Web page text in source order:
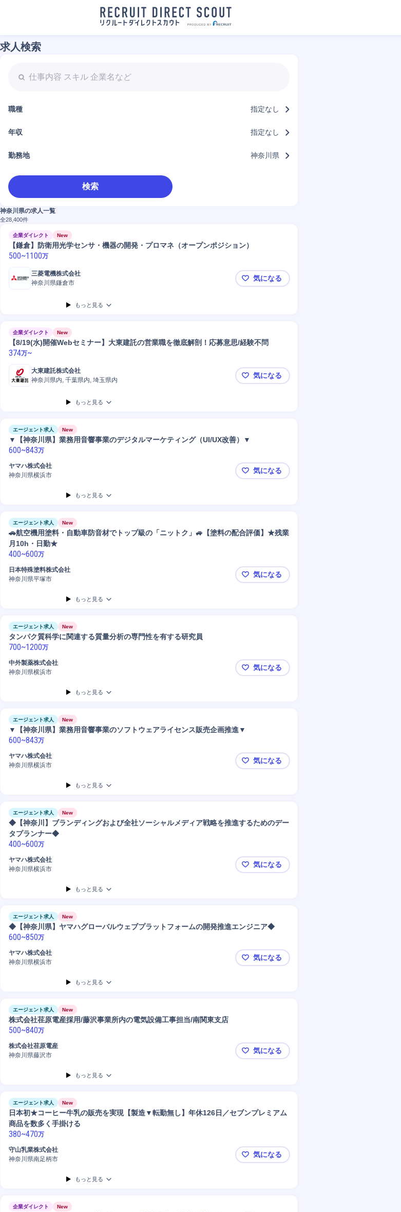
求人検索
職種 指定なし
年収 指定なし
勤務地 神奈川県
検索
神奈川県の求人一覧
全28,400件
企業ダイレクト New
【鎌倉】防衛用光学センサ・機器の開発・プロマネ（オープンポジション）
500~1100万
三菱電機株式会社
神奈川県鎌倉市
【鎌倉】防衛用光学センサ・機器の
気になる
もっと見る
企業ダイレクト New
【8/19(水)開催Webセミナー】大東建託の営業職を徹底解剖！応募意思/経験不問
374万~
大東建託株式会社
神奈川県内, 千葉県内, 埼玉県内
【8/19(水)開催Webセミナー】大東
気になる
もっと見る
エージェント求人 New
▼【神奈川県】業務用音響事業のデジタルマーケティング（UI/UX改善）▼
600~843万
ヤマハ株式会社
神奈川県横浜市
▼【神奈川県】業務用音響事業のデ
気になる
もっと見る
エージェント求人 New
🚗航空機用塗料・自動車防音材でトップ級の「ニットク」🚙【塗料の配合評価】★残業
月10h・日勤★
400~600万
日本特殊塗料株式会社
神奈川県平塚市
🚗航空機用塗料・自動車防音材でト
気になる
もっと見る
エージェント求人 New
タンパク質科学に関連する質量分析の専門性を有する研究員
700~1200万
中外製薬株式会社
神奈川県横浜市
タンパク質科学に関連する質量分析
気になる
もっと見る
エージェント求人 New
▼【神奈川県】業務用音響事業のソフトウェアライセンス販売企画推進▼
600~843万
ヤマハ株式会社
神奈川県横浜市
▼【神奈川県】業務用音響事業のソ
気になる
もっと見る
エージェント求人 New
◆【神奈川】ブランディングおよび全社ソーシャルメディア戦略を推進するためのデー
タプランナー◆
400~600万
ヤマハ株式会社
神奈川県横浜市
◆【神奈川】ブランディングおよび
気になる
もっと見る
エージェント求人 New
◆【神奈川県】ヤマハグローバルウェブプラットフォームの開発推進エンジニア◆
600~850万
ヤマハ株式会社
神奈川県横浜市
◆【神奈川県】ヤマハグローバルウ
気になる
もっと見る
エージェント求人 New
株式会社荏原電産採用/藤沢事業所内の電気設備工事担当/南関東支店
500~840万
株式会社荏原電産
神奈川県藤沢市
株式会社荏原電産採用/藤沢事業所内
気になる
もっと見る
エージェント求人 New
日本初★コーヒー牛乳の販売を実現【製造▼転勤無し】年休126日／セブンプレミアム
商品を数多く手掛ける
380~470万
守山乳業株式会社
神奈川県南足柄市
日本初★コーヒー牛乳の販売を実現
気になる
もっと見る
企業ダイレクト New